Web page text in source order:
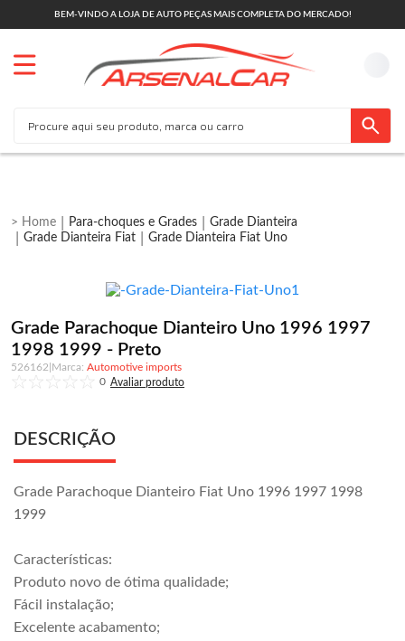
BEM-VINDO A LOJA DE AUTO PEÇAS MAIS COMPLETA DO MERCADO!
Para-choques e Grades
Grade Dianteira
Grade Dianteira Fiat
Grade Dianteira Fiat Uno
Grade Parachoque Dianteiro Uno 1996 1997
1998 1999 - Preto
526162
Automotive imports
0
DESCRIÇÃO
Grade Parachoque Dianteiro Fiat Uno 1996 1997 1998
1999
Características:
Produto novo de ótima qualidade;
Fácil instalação;
Excelente acabamento;